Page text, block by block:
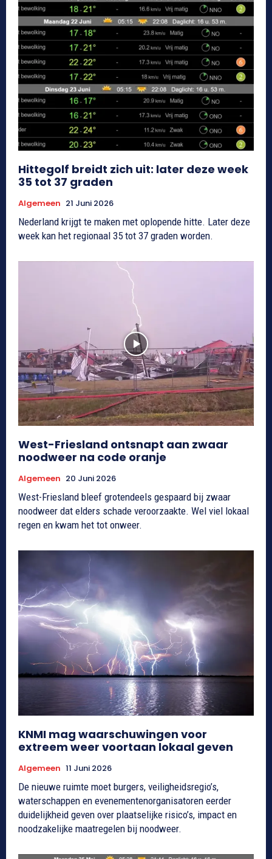
Hittegolf breidt zich uit: later deze week
35 tot 37 graden
Algemeen 21 Juni 2026
Nederland krijgt te maken met oplopende hitte. Later deze
week kan het regionaal 35 tot 37 graden worden.
West-Friesland ontsnapt aan zwaar
noodweer na code oranje
Algemeen 20 Juni 2026
West-Friesland bleef grotendeels gespaard bij zwaar
noodweer dat elders schade veroorzaakte. Wel viel lokaal
regen en kwam het tot onweer.
KNMI mag waarschuwingen voor
extreem weer voortaan lokaal geven
Algemeen 11 Juni 2026
De nieuwe ruimte moet burgers, veiligheidsregio’s,
waterschappen en evenementenorganisatoren eerder
duidelijkheid geven over plaatselijke risico’s, impact en
noodzakelijke maatregelen bij noodweer.